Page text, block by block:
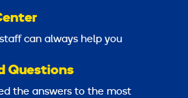
can always help you
Questions
the answers to the most